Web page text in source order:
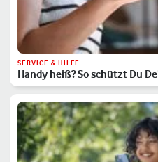
SERVICE & HILFE
Handy heiß? So schützt Du